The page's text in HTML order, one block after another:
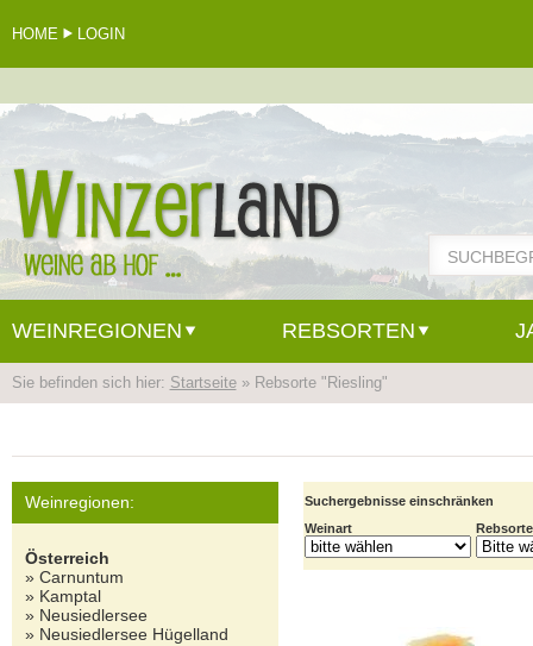
HOME LOGIN
WEINREGIONEN REBSORTEN
Sie befinden sich hier: Startseite» Rebsorte "Riesling"
Weinregionen:
Österreich
» Carnuntum
» Kamptal
» Neusiedlersee
» Neusiedlersee Hügelland
Suchergebnisse einschränken
Weinart
Rebsorte